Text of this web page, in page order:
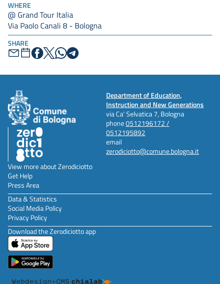
WHERE
@ Grand Tour Italia
Via Paolo Canali 8 - Bologna
SHARE
Department of Education,
Instruction and New Generations
via Ca' Selvatica 7, Bologna
phone0512196172 /
0512195892
email
zerodiciotto@comune.bologna.it
View more about Zerodiciotto
Get Help
Press Area
Data & Statistics
Social Media Policy
Privacy Policy
Download the Zerodiciotto app